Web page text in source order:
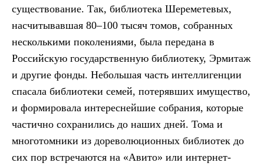
существование. Так, библиотека Шереметевых,
насчитывавшая 80–100 тысяч томов, собранных
несколькими поколениями, была передана в
Российскую государственную библиотеку, Эрмитаж
и другие фонды. Небольшая часть интеллигенции
спасала библиотеки семей, потерявших имущество,
и формировала интереснейшие собрания, которые
частично сохранились до наших дней. Тома и
многотомники из дореволюционных библиотек до
сих пор встречаются на «Авито» или интернет-